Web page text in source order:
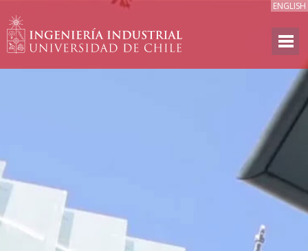
ENGLISH